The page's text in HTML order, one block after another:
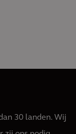
30 landen. Wij